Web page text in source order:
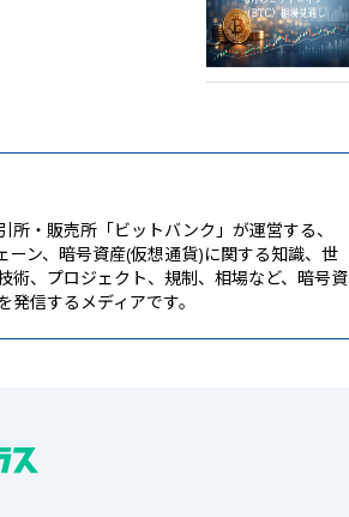
・販売所「ビットバンク」が運営する、
ン、暗号資産(仮想通貨)に関する知識、世
術、プロジェクト、規制、相場など、暗号資
信するメディアです。